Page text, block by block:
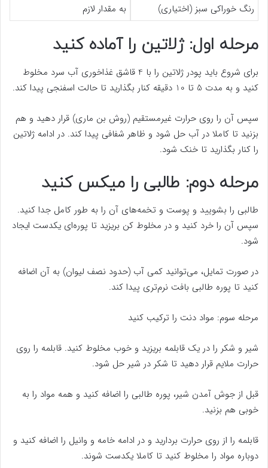
رنگ خوراکی سبز (اختیاری)
به مقدار لازم
مرحله اول: ژلاتین را آماده کنید
برای شروع باید پودر ژلاتین را با 4 قاشق غذاخوری آب سرد مخلوط
کنید و به مدت 5 تا 10 دقیقه کنار بگذارید تا حالت اسفنجی پیدا کند.
سپس آن را روی حرارت غیرمستقیم (روش بن‌ ماری) قرار دهید و هم
بزنید تا کاملا در آب حل شود و ظاهر شفافی پیدا کند. در ادامه ژلاتین
را کنار بگذارید تا خنک شود.
مرحله دوم: طالبی را میکس کنید
طالبی را بشویید و پوست و تخمه‌های آن را به طور کامل جدا کنید.
سپس آن را خرد کنید و در مخلوط کن بریزید تا پوره‌ای یکدست ایجاد
شود.
در صورت تمایل، می‌توانید کمی آب (حدود نصف لیوان) به آن اضافه
کنید تا پوره طالبی بافت نرم‌تری پیدا کند.
مرحله سوم: مواد دنت را ترکیب کنید
شیر و شکر را در یک قابلمه بریزید و خوب مخلوط کنید. قابلمه را روی
حرارت ملایم قرار دهید تا شکر در شیر حل شود.
قبل از جوش آمدن شیر، پوره طالبی را اضافه کنید و همه مواد را به
خوبی هم بزنید.
قابلمه را از روی حرارت بردارید و در ادامه خامه و وانیل را اضافه کنید و
دوباره مواد را مخلوط کنید تا کاملا یکدست شوند.